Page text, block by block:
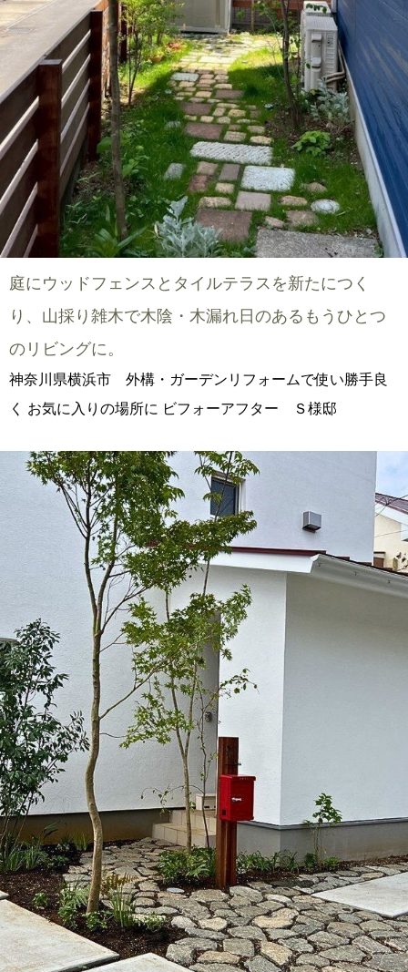
庭にウッドフェンスとタイルテラスを新たにつく
り、山採り雑木で木陰・木漏れ日のあるもうひとつ
のリビングに。
神奈川県横浜市 外構・ガーデンリフォームで使い勝手良
く お気に入りの場所に ビフォーアフター Ｓ様邸